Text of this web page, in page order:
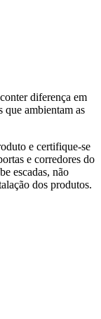
diferença em
que ambientam as
e certifique-se
e corredores do
escadas, não
dos produtos.